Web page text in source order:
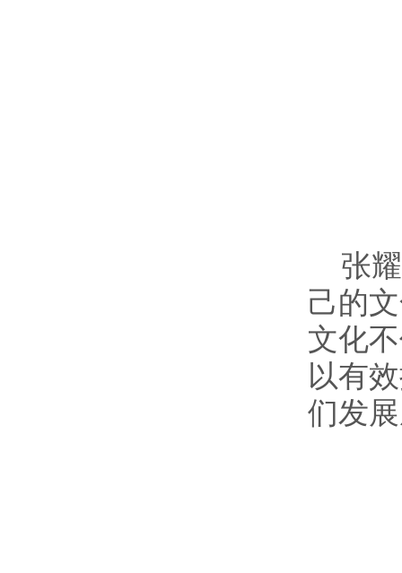
张
己的
文化
以有
们发